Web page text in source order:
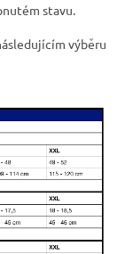
stavu.
výběru